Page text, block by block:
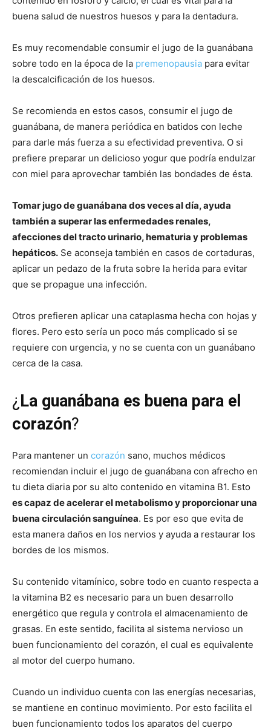
buena salud de nuestros huesos y para la dentadura.
Es muy recomendable consumir el jugo de la guanábana
sobre todo en la época de la premenopausia para evitar
la descalcificación de los huesos.
Se recomienda en estos casos, consumir el jugo de
guanábana, de manera periódica en batidos con leche
para darle más fuerza a su efectividad preventiva. O si
prefiere preparar un delicioso yogur que podría endulzar
con miel para aprovechar también las bondades de ésta.
Tomar jugo de guanábana dos veces al día, ayuda
también a superar las enfermedades renales,
afecciones del tracto urinario, hematuria y problemas
hepáticos. Se aconseja también en casos de cortaduras,
aplicar un pedazo de la fruta sobre la herida para evitar
que se propague una infección.
Otros prefieren aplicar una cataplasma hecha con hojas y
flores. Pero esto sería un poco más complicado si se
requiere con urgencia, y no se cuenta con un guanábano
cerca de la casa.
¿ La guanábana es buena para el
corazón?
Para mantener un corazón sano, muchos médicos
recomiendan incluir el jugo de guanábana con afrecho en
tu dieta diaria por su alto contenido en vitamina B1. Esto
es capaz de acelerar el metabolismo y proporcionar una
buena circulación sanguínea. Es por eso que evita de
esta manera daños en los nervios y ayuda a restaurar los
bordes de los mismos.
Su contenido vitamínico, sobre todo en cuanto respecta a
la vitamina B2 es necesario para un buen desarrollo
energético que regula y controla el almacenamiento de
grasas. En este sentido, facilita al sistema nervioso un
buen funcionamiento del corazón, el cual es equivalente
al motor del cuerpo humano.
Cuando un individuo cuenta con las energías necesarias,
se mantiene en continuo movimiento. Por esto facilita el
buen funcionamiento todos los aparatos del cuerpo